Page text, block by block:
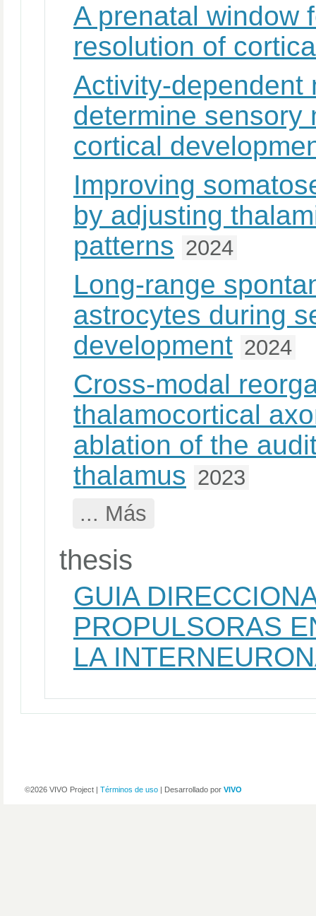
A prenatal window
resolution of
Activity-dependent
determine sensory
cortical
Improving
by adjusting
patterns 2024
Long-range
astrocytes during
development 2024
Cross-modal
thalamocortical
ablation of the
thalamus 2023
... Más
thesis
GUIA
PROPULSORAS
LA
©2026 VIVO Project | Términos de uso | Desarrollado por VIVO